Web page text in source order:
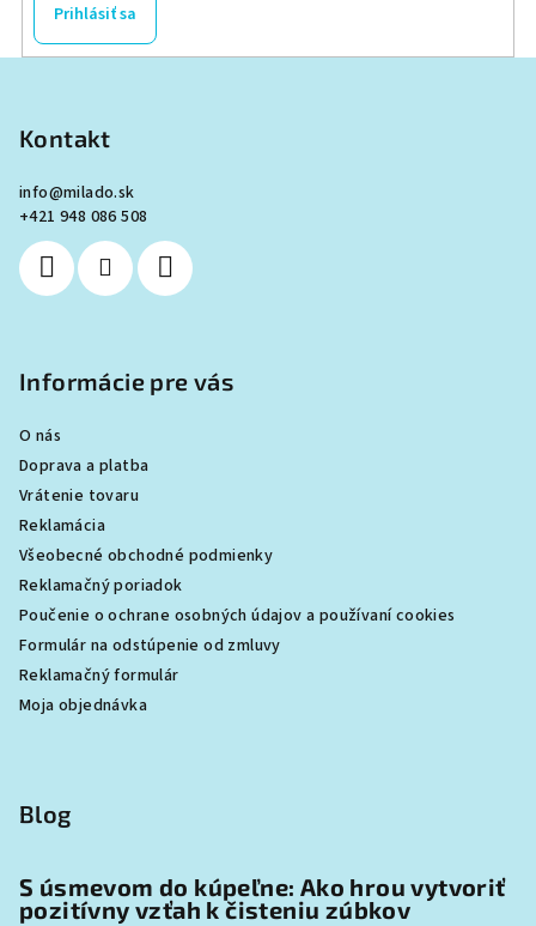
Prihlásiť sa
Kontakt
info@milado.sk
+421 948 086 508
Informácie pre vás
O nás
Doprava a platba
Vrátenie tovaru
Reklamácia
Všeobecné obchodné podmienky
Reklamačný poriadok
Poučenie o ochrane osobných údajov a používaní cookies
Formulár na odstúpenie od zmluvy
Reklamačný formulár
Moja objednávka
Blog
S úsmevom do kúpeľne: Ako hrou vytvoriť
pozitívny vzťah k čisteniu zúbkov